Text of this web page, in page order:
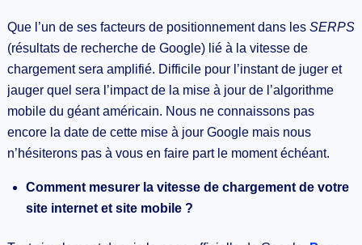
Que l’un de ses facteurs de positionnement dans les SERPS
(résultats de recherche de Google) lié à la vitesse de
chargement sera amplifié. Difficile pour l’instant de juger et
jauger quel sera l’impact de la mise à jour de l’algorithme
mobile du géant américain. Nous ne connaissons pas
encore la date de cette mise à jour Google mais nous
n’hésiterons pas à vous en faire part le moment échéant.
Comment mesurer la vitesse de chargement de votre
site internet et site mobile ?